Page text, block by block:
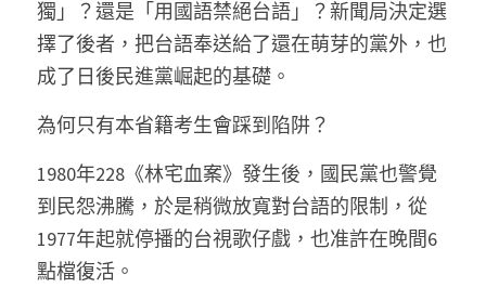
獨」？還是「用國語禁絕台語」？新聞局決定選
擇了後者，把台語奉送給了還在萌芽的黨外，也
成了日後民進黨崛起的基礎。
為何只有本省籍考生會踩到陷阱？
1980年228《林宅血案》發生後，國民黨也警覺
到民怨沸騰，於是稍微放寬對台語的限制，從
1977年起就停播的台視歌仔戲，也准許在晚間6
點檔復活。